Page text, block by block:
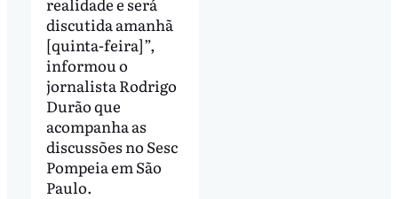
discutida amanhã
[quinta-feira]”,
informou o
jornalista Rodrigo
Durão que
acompanha as
discussões no Sesc
Pompeia em São
Paulo.